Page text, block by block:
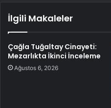
İlgili Makaleler
Çağla Tuğaltay Cinayeti:
Mezarlıkta İkinci İnceleme
Ağustos 6, 2026